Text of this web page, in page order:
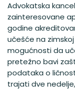
Advokatska
zainteresovane
godine
učešće na
mogućnosti da
pretežno bavi
podataka o
trajati dve